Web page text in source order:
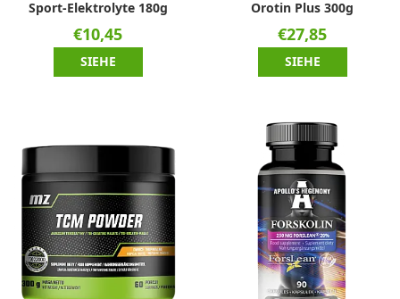
Sport-Elektrolyte 180g
€10,45
SIEHE
Orotin Plus 300g
€27,85
SIEHE